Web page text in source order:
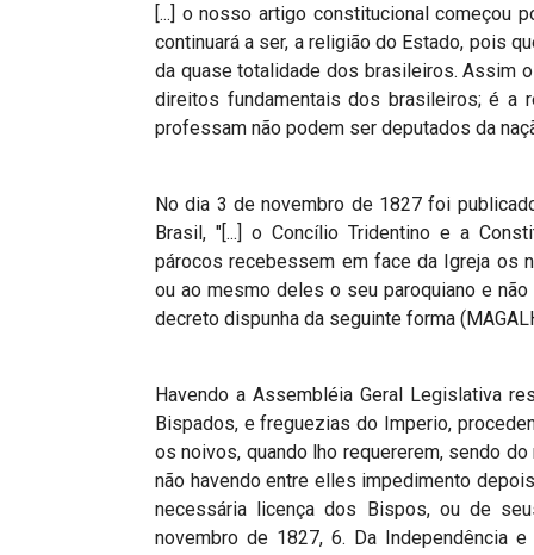
[...] o nosso artigo constitucional começou
continuará a ser, a religião do Estado, pois
da quase totalidade dos brasileiros. Assim
direitos fundamentais dos brasileiros; é a
professam não podem ser deputados da
No dia 3 de novembro de 1827 foi
Brasil, "[...] o Concílio Tridentino e a
párocos recebessem em face da Igreja os
ou ao mesmo deles o seu paroquiano e
decreto dispunha da seguinte forma
Havendo a Assembléia Geral Legislativa
Bispados, e freguezias do Imperio,
os noivos, quando lho requererem, sendo
não havendo entre elles impedimento
necessária licença dos Bispos, ou de
novembro de 1827, 6. Da Independência